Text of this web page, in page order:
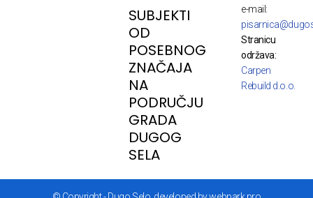
SUBJEKTI
OD
POSEBNOG
ZNAČAJA
NA
PODRUČJU
GRADA
DUGOG
SELA
e-mail:
Stranicu
održava:
Carpen
Rebuild d.o.o.